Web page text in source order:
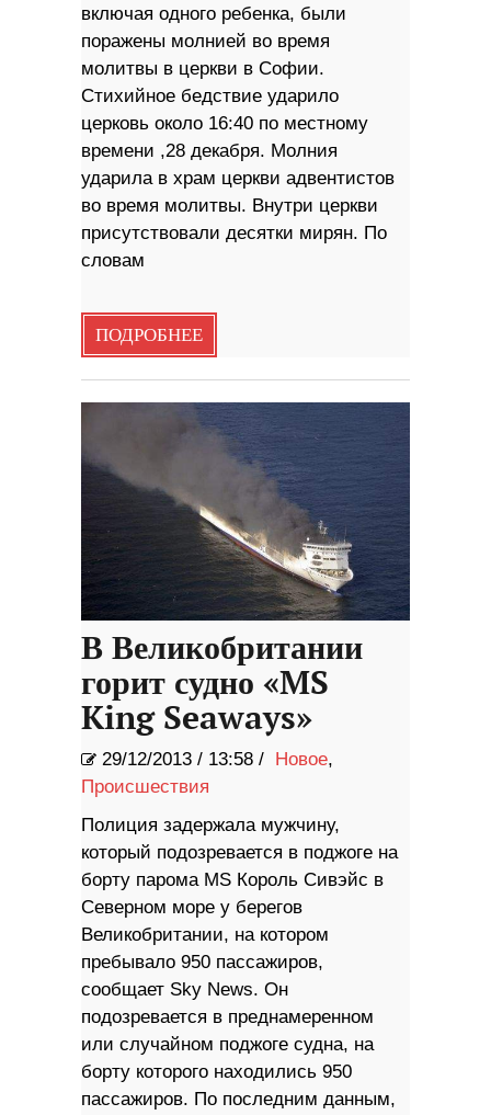
включая одного ребенка, были
поражены молнией во время
молитвы в церкви в Софии.
Стихийное бедствие ударило
церковь около 16:40 по местному
времени ,28 декабря. Молния
ударила в храм церкви адвентистов
во время молитвы. Внутри церкви
присутствовали десятки мирян. По
словам
ПОДРОБНЕЕ
В Великобритании
горит судно «MS
King Seaways»
29/12/2013 / 13:58 / Новое,
Происшествия
Полиция задержала мужчину,
который подозревается в поджоге на
борту парома MS Король Сивэйс в
Северном море у берегов
Великобритании, на котором
пребывало 950 пассажиров,
сообщает Sky News. Он
подозревается в преднамеренном
или случайном поджоге судна, на
борту которого находились 950
пассажиров. По последним данным,